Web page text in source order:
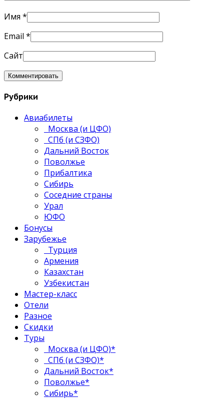
Имя *
Email *
Сайт
Рубрики
Авиабилеты
Москва (и ЦФО)
СПб (и СЗФО)
Дальний Восток
Поволжье
Прибалтика
Сибирь
Соседние страны
Урал
ЮФО
Бонусы
Зарубежье
Турция
Армения
Казахстан
Узбекистан
Мастер-класс
Отели
Разное
Скидки
Туры
Москва (и ЦФО)*
СПб (и СЗФО)*
Дальний Восток*
Поволжье*
Сибирь*